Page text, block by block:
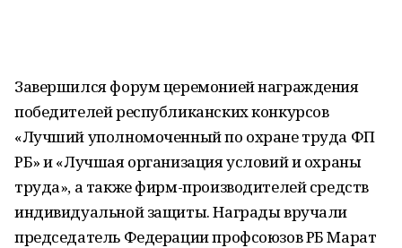
Завершился форум церемонией награждения
победителей республиканских конкурсов
«Лучший уполномоченный по охране труда ФП
РБ» и «Лучшая организация условий и охраны
труда», а также фирм-производителей средств
индивидуальной защиты. Награды вручали
председатель Федерации профсоюзов РБ Марат